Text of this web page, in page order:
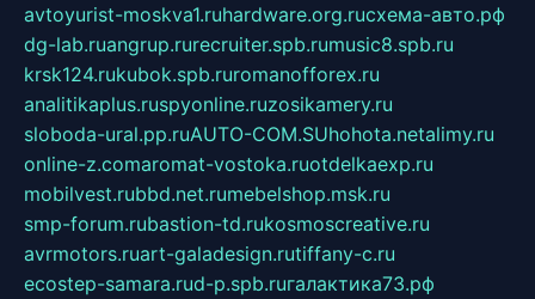
avtoyurist-moskva1.ruhardware.org.ruсхема-авто.рф
dg-lab.ruangrup.rurecruiter.spb.rumusic8.spb.ru
krsk124.rukubok.spb.ruromanofforex.ru
analitikaplus.ruspyonline.ruzosikamery.ru
sloboda-ural.pp.ruAUTO-COM.SUhohota.netalimy.ru
online-z.comaromat-vostoka.ruotdelkaexp.ru
mobilvest.rubbd.net.rumebelshop.msk.ru
smp-forum.rubastion-td.rukosmoscreative.ru
avrmotors.ruart-galadesign.rutiffany-c.ru
ecostep-samara.rud-p.spb.ruгалактика73.рф